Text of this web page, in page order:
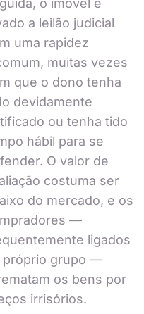
o imóvel é
a leilão judicial
uma rapidez
muitas vezes
que o dono tenha
devidamente
ou tenha tido
hábil para se
O valor de
costuma ser
do mercado, e os
—
ligados
próprio grupo —
os bens por
irrisórios.